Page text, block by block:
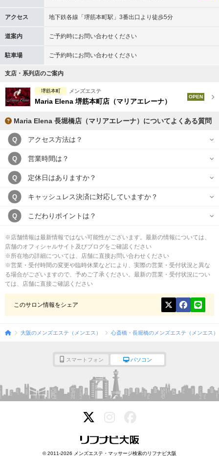
アクセス 地下鉄各線「堺筋本町駅」3番出口より徒歩5分
道案内 ご予約時にお問い合わせください
駐車場 ご予約時にお問い合わせください
支店・系列店のご案内
堺筋本町 メンズエステ
OPEN
Maria Elena 堺筋本町店（マリアエレーナ）
Maria Elena 長堀橋店（マリアエレーナ）についてよくある質問
Q アクセス方法は？
Q 営業時間は？
Q 定休日はありますか？
Q キャッシュレス決済に対応していますか？
Q こだわりポイントは？
※店舗情報は最新情報ではない可能性がございます。最新の情報については、
店舗のオフィシャルサイト及びブログをご確認ください
※所在地の詳細については、店舗に直接お問い合わせください
※営業・受付時間の変更や臨時休業などにより、実際の営業・受付状況と異な
る場合がございますので、予めご了承ください。最新の営業・受付状況につい
ては、店舗に直接ご確認ください
このサロン情報をシェア
大阪のメンズエステ（メンエス） 心斎橋・長堀橋のメンズエステ（メンエス）
スマートフォン パソコン
© 2011-2026 メンズエステ・マッサージ検索のリフナビ大阪